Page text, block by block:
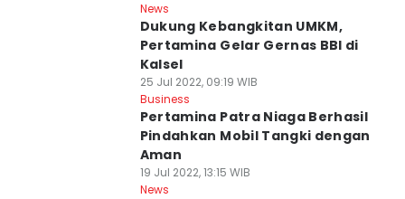
News
Dukung Kebangkitan UMKM,
Pertamina Gelar Gernas BBI di
Kalsel
25 Jul 2022, 09:19 WIB
Business
Pertamina Patra Niaga Berhasil
Pindahkan Mobil Tangki dengan
Aman
19 Jul 2022, 13:15 WIB
News